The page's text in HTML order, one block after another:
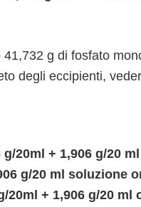
g di fosfato
degli eccipienti,
20ml + 1,906 g/20
g/20 ml soluzione
20ml + 1,906 g/20 ml